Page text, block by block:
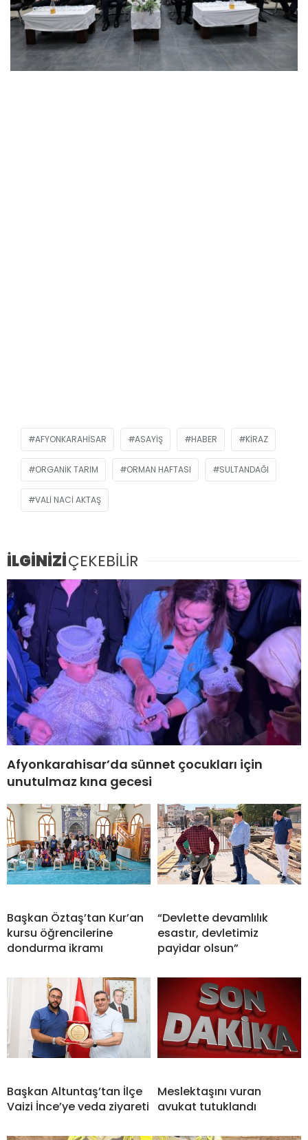
AFYONKARAHISAR ASAYIŞ HABER KIRAZ
ORGANIK TARIM ORMAN HAFTASI SULTANDAĞI
VALI NACI AKTAŞ
İLGİNİZİÇEKEBİLİR
Afyonkarahisar’da sünnet çocukları için
unutulmaz kına gecesi
Başkan Öztaş’tan Kur’an
kursu öğrencilerine
dondurma ikramı
“Devlette devamlılık
esastır, devletimiz
payidar olsun”
Başkan Altuntaş’tan İlçe
Vaizi İnce’ye veda ziyareti
Meslektaşını vuran
avukat tutuklandı